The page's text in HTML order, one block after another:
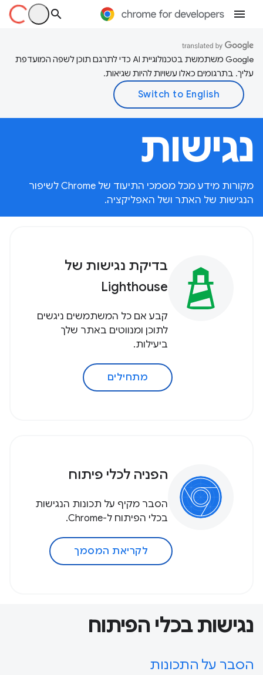
‫Google משתמשת בטכנולוגיית AI כדי לתרגם תוכן לשפה המועדפת
עליך. בתרגומים כאלו עשויות להיות שגיאות.
נגישות
מקורות מידע מכל מסמכי התיעוד של Chrome לשיפור
הנגישות של האתר ושל האפליקציה.
בדיקת נגישות של
Lighthouse
קבע אם כל המשתמשים ניגשים
לתוכן ומנווטים באתר שלך
ביעילות.
מתחילים
הפניה לכלי פיתוח
הסבר מקיף על תכונות הנגישות
בכלי הפיתוח ל-Chrome.
לקריאת המסמך
נגישות בכלי הפיתוח
הסבר על התכונות